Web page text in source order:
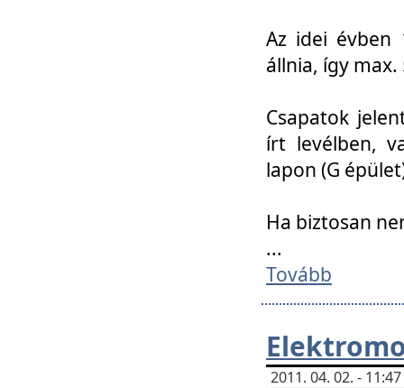
Az idei évben
állnia, így
Csapatok
írt levélben,
lapon (G
Ha biztosan
...
Tovább
2011. 04. 02. -